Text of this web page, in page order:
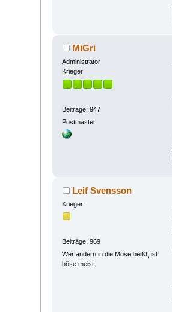
MiGri
Administrator
Krieger
Beiträge: 947
Postmaster
Leif Svensson
Krieger
Beiträge: 969
Wer andern in die Möse beißt, ist
böse meist.